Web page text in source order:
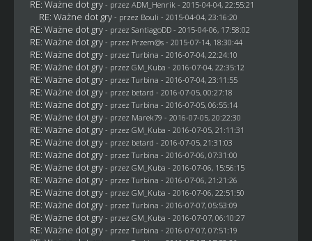
RE: Ważne dot gry - przez ADM_Henrik - 2015-04-04, 22:55:21
RE: Ważne dot gry - przez Bouli - 2015-04-04, 23:16:20
RE: Ważne dot gry - przez SantiagoDD- 2015-04-06, 17:58:02
RE: Ważne dot gry - przez Przem@s - 2015-07-14, 18:30:44
RE: Ważne dot gry - przez Turbina - 2016-07-04, 22:24:10
RE: Ważne dot gry - przez GM_Kuba - 2016-07-04, 22:35:12
RE: Ważne dot gry - przez Turbina - 2016-07-04, 23:11:55
RE: Ważne dot gry - przez betard - 2016-07-05, 00:27:18
RE: Ważne dot gry - przez Turbina - 2016-07-05, 06:55:14
RE: Ważne dot gry - przez Marek79 - 2016-07-05, 20:22:30
RE: Ważne dot gry - przez GM_Kuba - 2016-07-05, 21:11:31
RE: Ważne dot gry - przez betard - 2016-07-05, 21:31:03
RE: Ważne dot gry - przez Turbina - 2016-07-06, 07:31:00
RE: Ważne dot gry - przez GM_Kuba - 2016-07-06, 15:56:15
RE: Ważne dot gry - przez Turbina - 2016-07-06, 21:21:26
RE: Ważne dot gry - przez GM_Kuba - 2016-07-06, 22:51:50
RE: Ważne dot gry - przez Turbina - 2016-07-07, 05:53:09
RE: Ważne dot gry - przez GM_Kuba - 2016-07-07, 06:10:27
RE: Ważne dot gry - przez Turbina - 2016-07-07, 07:51:19